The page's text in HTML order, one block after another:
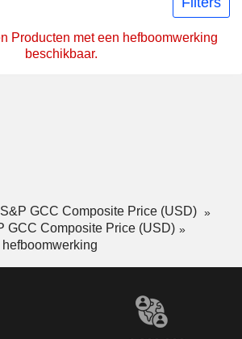
Producten met een hefboomwerking
beschikbaar.
S&P GCC Composite Price (USD)
GCC Composite Price (USD)